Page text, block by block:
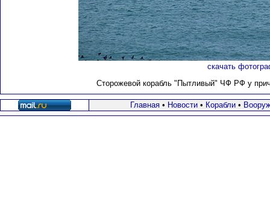
скачать
Сторожевой корабль "Пытливый" ЧФ РФ у
Главная• Новости• Корабли•